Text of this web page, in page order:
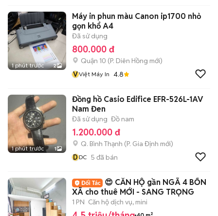
1 phút trước 2
Máy in phun màu Canon ip1700 nhỏ
gọn khổ A4
Đã sử dụng
800.000 đ
Quận 10 (P. Diên Hồng mới)
VViệt Máy In 4.8
1 phút trước 1
Đồng hồ Casio Edifice EFR-526L-1AV
Nam Đen
Đã sử dụng Đồ nam
1.200.000 đ
Q. Bình Thạnh (P. Gia Định mới)
DDC 5 đã bán
😍 CĂN HỘ gần NGÃ 4 BỐN
XÃ cho thuê MỚI - SANG TRỌNG
1 PN Căn hộ dịch vụ, mini